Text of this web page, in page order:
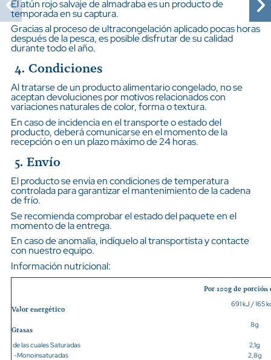
El atún rojo salvaje de almadraba es un producto de
temporada en su captura.
Gracias al proceso de ultracongelación aplicado pocas horas
después de la pesca, es posible disfrutar de su calidad
durante todo el año.
4. Condiciones
Al tratarse de un producto alimentario congelado, no se
aceptan devoluciones por motivos relacionados con
variaciones naturales de color, forma o textura.
En caso de incidencia en el transporte o estado del
producto, deberá comunicarse en el momento de la
recepción o en un plazo máximo de 24 horas.
5. Envío
El producto se envía en condiciones de temperatura
controlada para garantizar el mantenimiento de la cadena
de frío.
Se recomienda comprobar el estado del paquete en el
momento de la entrega.
En caso de anomalía, indíquelo al transportista y contacte
con nuestro equipo.
Información nutricional:
Por 100g de porción
Valor energético
691 kJ / 165
Grasas
8g
de las cuales Saturadas
2,1g
-Monoinsaturadas
2,8g